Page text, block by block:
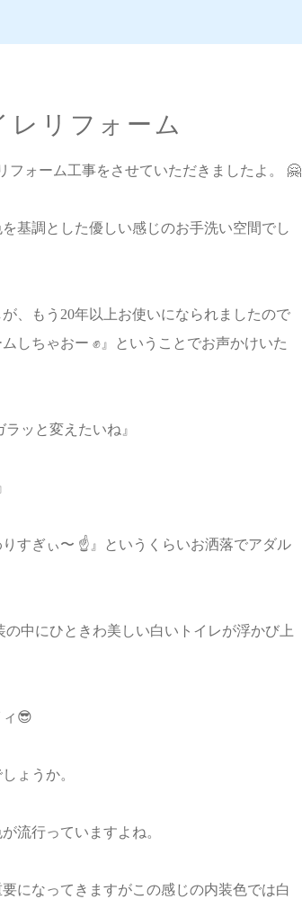
レリフォーム
フォーム工事をさせていただきましたよ。 🤗
基調とした優しい感じのお手洗い空間でし
、もう20年以上お使いになられましたので
しちゃおー ✊』ということでお声かけいた
ッと変えたいね』
すぎぃ〜 ☝️』というくらいお洒落でアダル
中にひときわ美しい白いトイレが浮かび上
😎
ょうか。
流行っていますよね。
になってきますがこの感じの内装色では白